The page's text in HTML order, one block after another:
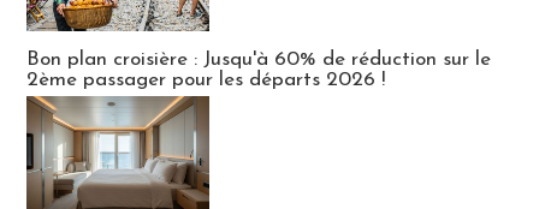
Bon plan croisière : Jusqu'à 60% de réduction sur le
2ème passager pour les départs 2026 !